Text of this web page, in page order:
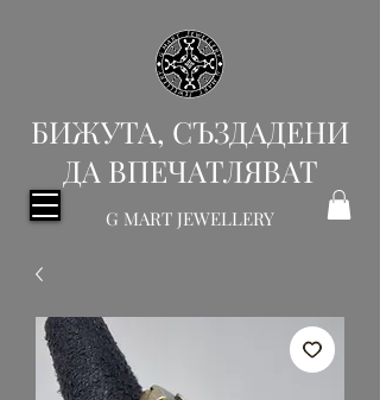
БИЖУТА, СЪЗДАДЕНИ
ДА ВПЕЧАТЛЯВАТ
G MART JEWELLERY